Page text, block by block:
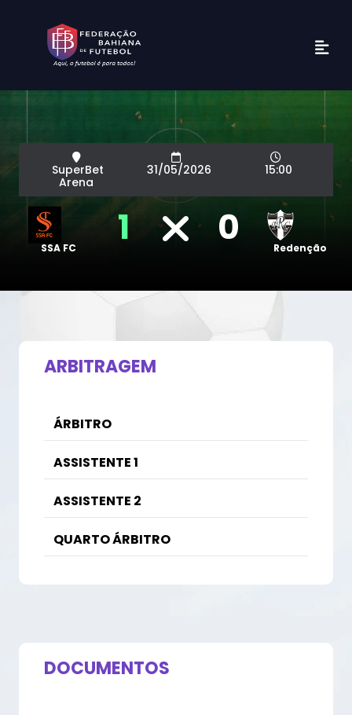
SuperBet
Arena
31/05/2026 15:00
SSA FC 1 0 Redenção
ARBITRAGEM
ÁRBITRO
ASSISTENTE 1
ASSISTENTE 2
QUARTO ÁRBITRO
DOCUMENTOS